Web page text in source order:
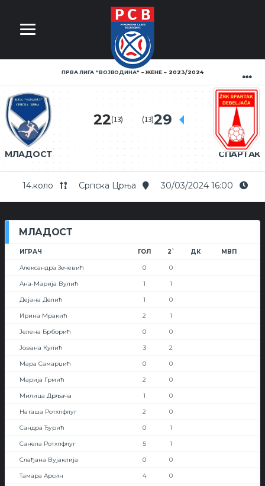
ПРВА ЛИГА ''ВОЈВОДИНА'' ЖЕНЕ 2023/2024
МЛАДОСТ
22(13)
СПАРТАК
(13)29
14.коло Српска Црња 30/03/2024 16:00
МЛАДОСТ
ИГРАЧ ГОЛ 2` ДК МВП
Александра Зечевић 0 0
Ана-Марија Вулић 1 1
Дејана Делић 1 0
Ирина Мракић 2 1
Јелена Брборић 0 0
Јована Кулић 3 2
Мара Самарџић 0 0
Марија Грмић 2 0
Милица Дрљача 1 0
Наташа Ротхпфлуг 2 0
Сандра Ђурић 0 1
Санела Ротхпфлуг 5 1
Слађана Вујаклија 0 0
Тамара Арсин 4 0